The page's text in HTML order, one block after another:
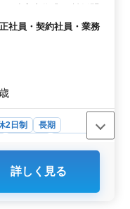
生面でも充実して
があります。ま
も完備されていま
、働きやすい環境
・遺言書作成 ・離婚問
から徒歩4分 ・完全週
社員・契約社員・業務
2日制
長期
業務委託
務所では、債権回
詳しく見る